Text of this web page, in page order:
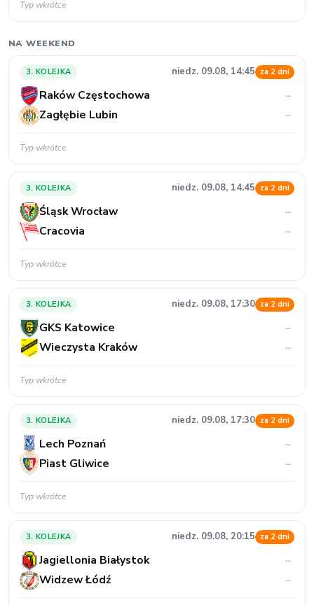
Typ wkrótce
NA WEEKEND
3. KOLEJKA niedz. 09.08, 14:45 za 2 dni
Raków Częstochowa
–
Zagłębie Lubin
–
Typ wkrótce
3. KOLEJKA niedz. 09.08, 14:45 za 2 dni
Śląsk Wrocław
–
Cracovia
–
Typ wkrótce
3. KOLEJKA niedz. 09.08, 17:30 za 2 dni
GKS Katowice
–
Wieczysta Kraków
–
Typ wkrótce
3. KOLEJKA niedz. 09.08, 17:30 za 2 dni
Lech Poznań
–
Piast Gliwice
–
Typ wkrótce
3. KOLEJKA niedz. 09.08, 20:15 za 2 dni
Jagiellonia Białystok
–
Widzew Łódź
–